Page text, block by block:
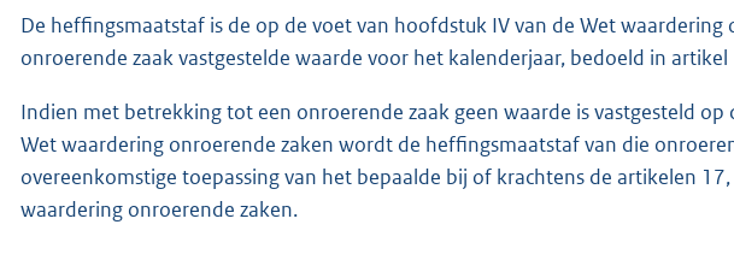
De heffingsmaatstaf is de op de voet van hoofdstuk IV van de Wet waardering
onroerende zaak vastgestelde waarde voor het kalenderjaar, bedoeld in artikel
Indien met betrekking tot een onroerende zaak geen waarde is vastgesteld op
Wet waardering onroerende zaken wordt de heffingsmaatstaf van die
overeenkomstige toepassing van het bepaalde bij of krachtens de artikelen
waardering onroerende zaken.